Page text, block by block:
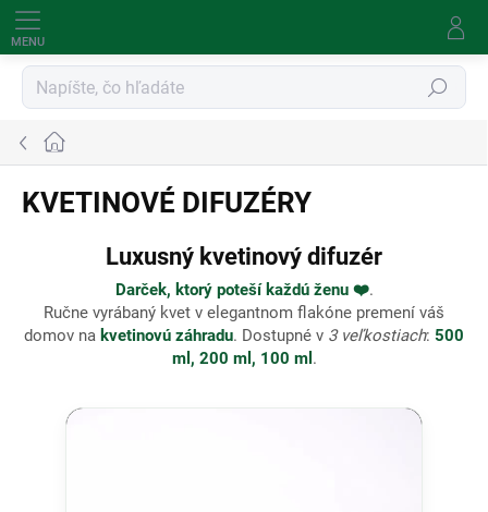
Prejsť
na
obsah
Hľadať
Domov
KVETINOVÉ DIFUZÉRY
Luxusný kvetinový difuzér
Darček, ktorý poteší každú ženu ❤️.
Ručne vyrábaný kvet v elegantnom flakóne premení váš
domov na kvetinovú záhradu. Dostupné v 3 veľkostiach: 500
ml, 200 ml, 100 ml .